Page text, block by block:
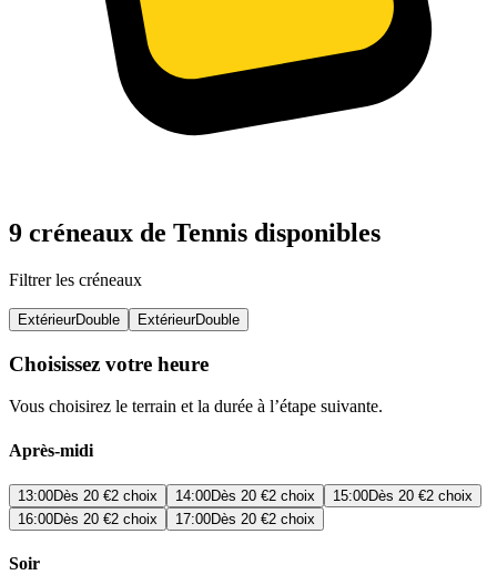
9 créneaux de Tennis disponibles
Filtrer les créneaux
ExtérieurDouble ExtérieurDouble
Choisissez votre heure
Vous choisirez le terrain et la durée à l’étape suivante.
Après-midi
13:00Dès 20 €2 choix 14:00Dès 20 €2 choix 15:00Dès 20 €2 choix
16:00Dès 20 €2 choix 17:00Dès 20 €2 choix
Soir